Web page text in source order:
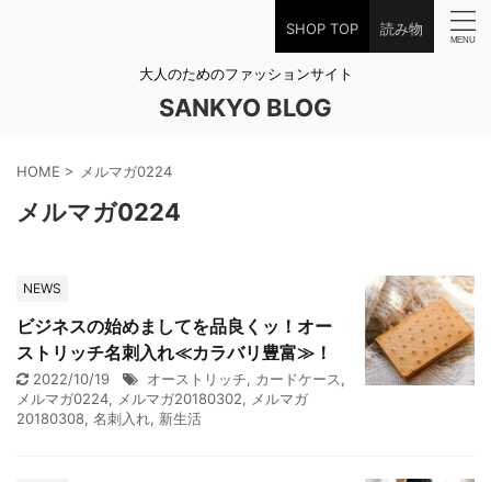
SHOP TOP 読み物
大人のためのファッションサイト
SANKYO BLOG
HOME > メルマガ0224
メルマガ0224
NEWS
ビジネスの始めましてを品良くッ！オー
ストリッチ名刺入れ≪カラバリ豊富≫！
2022/10/19 オーストリッチ, カードケース,
メルマガ0224, メルマガ20180302, メルマガ
20180308, 名刺入れ, 新生活